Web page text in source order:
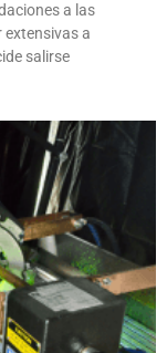
a las
extensivas a
salirse